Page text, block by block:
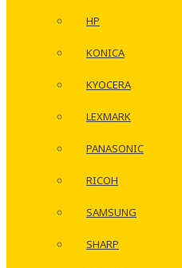
HP
KONICA
KYOCERA
LEXMARK
PANASONIC
RICOH
SAMSUNG
SHARP